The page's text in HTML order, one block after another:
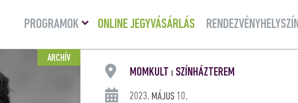
PROGRAMOK
Menü
lenyitása
ONLINE JEGYVÁSÁRLÁS RENDEZVÉNYHELYSZÍN
ARCHÍV
MOMKULT SZÍNHÁZTEREM
2023. MÁJUS 10.